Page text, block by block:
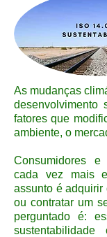
As mudanças
desenvolvimento
fatores que
ambiente, o
Consumidores e
cada vez mais
assunto é adquirir
ou contratar um
perguntado é: